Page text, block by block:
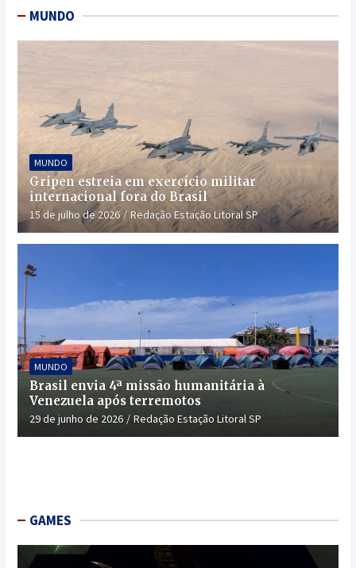
MUNDO
MUNDO
Gripen estreia em exercício militar
internacional fora do Brasil
15 de julho de 2026 Redação Estação Litoral SP
MUNDO
Brasil envia 4ª missão humanitária à
Venezuela após terremotos
29 de junho de 2026 Redação Estação Litoral SP
GAMES